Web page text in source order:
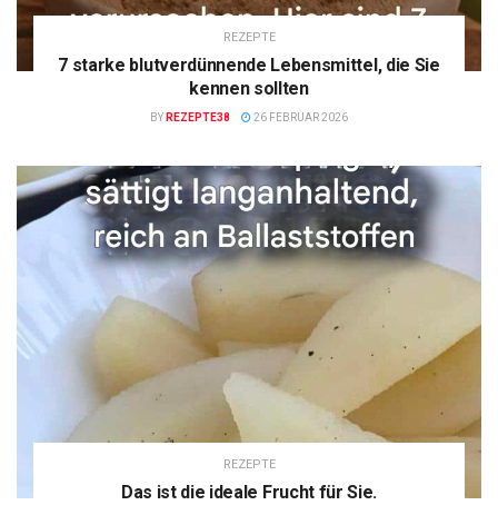
REZEPTE
7 starke blutverdünnende Lebensmittel, die Sie
kennen sollten
BY REZEPTE38 26 FEBRUAR 2026
REZEPTE
Das ist die ideale Frucht für Sie.